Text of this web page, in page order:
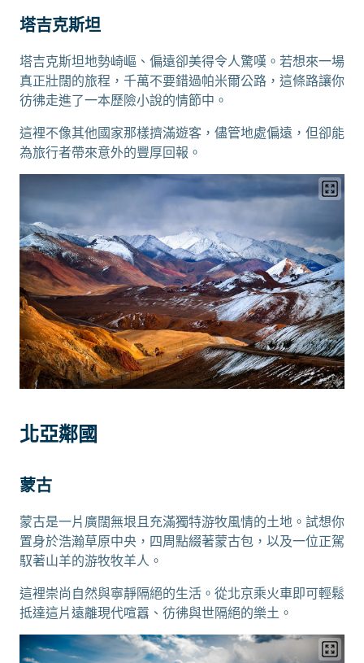
塔吉克斯坦
塔吉克斯坦地勢崎嶇、偏遠卻美得令人驚嘆。若想來一場
真正壯闊的旅程，千萬不要錯過帕米爾公路，這條路讓你
彷彿走進了一本歷險小說的情節中。
這裡不像其他國家那樣擠滿遊客，儘管地處偏遠，但卻能
為旅行者帶來意外的豐厚回報。
北亞鄰國
蒙古
蒙古是一片廣闊無垠且充滿獨特游牧風情的土地。試想你
置身於浩瀚草原中央，四周點綴著蒙古包，以及一位正駕
馭著山羊的游牧牧羊人。
這裡崇尚自然與寧靜隔絕的生活。從北京乘火車即可輕鬆
抵達這片遠離現代喧囂、彷彿與世隔絕的樂土。